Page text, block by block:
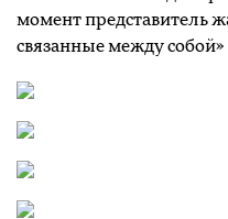
момент представитель
связанные между собой»